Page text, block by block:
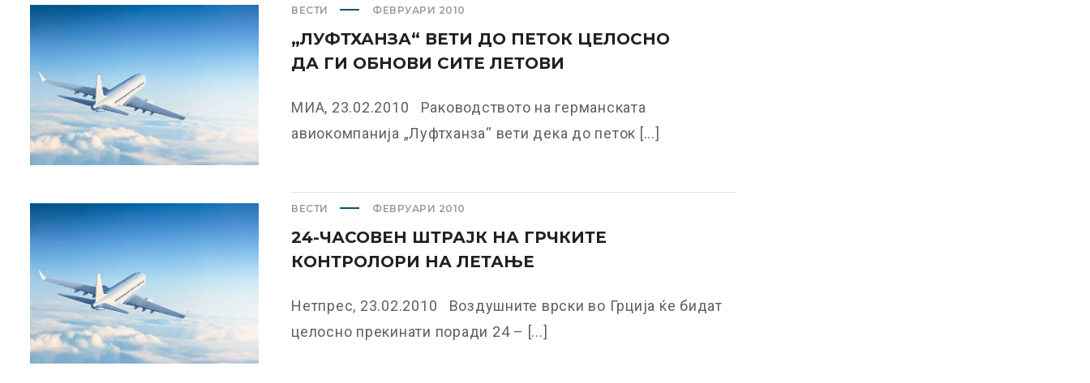
ВЕСТИ ФЕВРУАРИ 2010
„ЛУФТХАНЗА“ ВЕТИ ДО ПЕТОК ЦЕЛОСНО
ДА ГИ ОБНОВИ СИТЕ ЛЕТОВИ
МИА, 23.02.2010 Раководството на германската
авиокомпанија „Луфтханза“ вети дека до петок [...]
ВЕСТИ ФЕВРУАРИ 2010
24-ЧАСОВЕН ШТРАЈК НА ГРЧКИТЕ
КОНТРОЛОРИ НА ЛЕТАЊЕ
Нетпрес, 23.02.2010 Воздушните врски во Грција ќе бидат
целосно прекинати поради 24 – [...]